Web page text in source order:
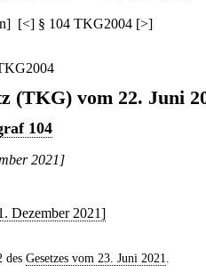
] [<] § 104 TKG2004 [>]
(TKG) vom 22. Juni
104
2021]
Dezember 2021]
des Gesetzes vom 23. Juni 2021